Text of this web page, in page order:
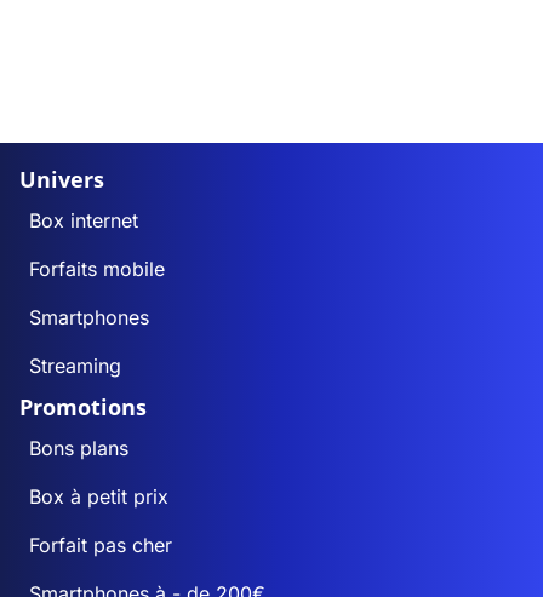
Univers
Box internet
Forfaits mobile
Smartphones
Streaming
Promotions
Bons plans
Box à petit prix
Forfait pas cher